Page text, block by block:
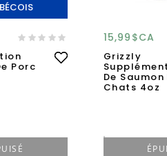
Porc
15,99$CA
Grizzly
De Saumon
Chats 4oz